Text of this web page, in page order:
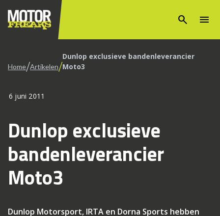
search menu
Home/Artikelen/Dunlop exclusieve bandenleverancier
Moto3
6 juni 2011
Dunlop exclusieve
bandenleverancier
Moto3
Dunlop Motorsport, IRTA en Dorna Sports hebben